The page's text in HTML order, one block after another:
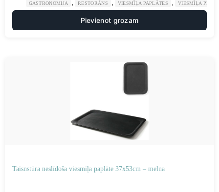
GASTRONOMIJA RESTORĀNS VIESMĪĻA PAPLĀTES VIESMĪĻA
Pievienot grozam
Taisnstūra neslīdoša viesmīļa paplāte 37x53cm – melna